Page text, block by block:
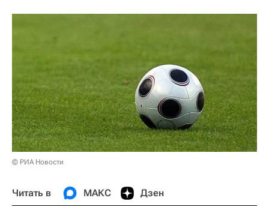
© РИА Новости
Читать в МАКС Дзен